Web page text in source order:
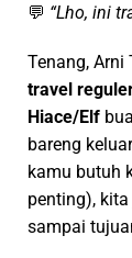
💬 “Lho, ini
Tenang, Arni
travel
Hiace/Elf
bareng
kamu butuh
penting),
sampai